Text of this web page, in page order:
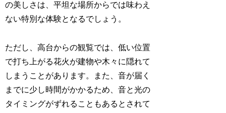
の美しさは、平坦な場所からでは味わえ
ない特別な体験となるでしょう。
ただし、高台からの観覧では、低い位置
で打ち上がる花火が建物や木々に隠れて
しまうことがあります。また、音が届く
までに少し時間がかかるため、音と光の
タイミングがずれることもあるとされて